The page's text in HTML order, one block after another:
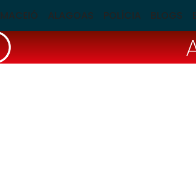
MACEIÓ ALAGOAS POLÍCIA BLOGS